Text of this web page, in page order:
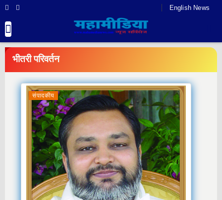
English News
BREAKING
भीतरी परिवर्तन
संपादकीय